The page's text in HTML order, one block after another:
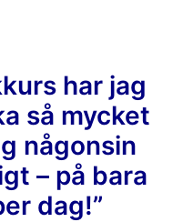
har jag
så mycket
någonsin
– på bara
dag!”